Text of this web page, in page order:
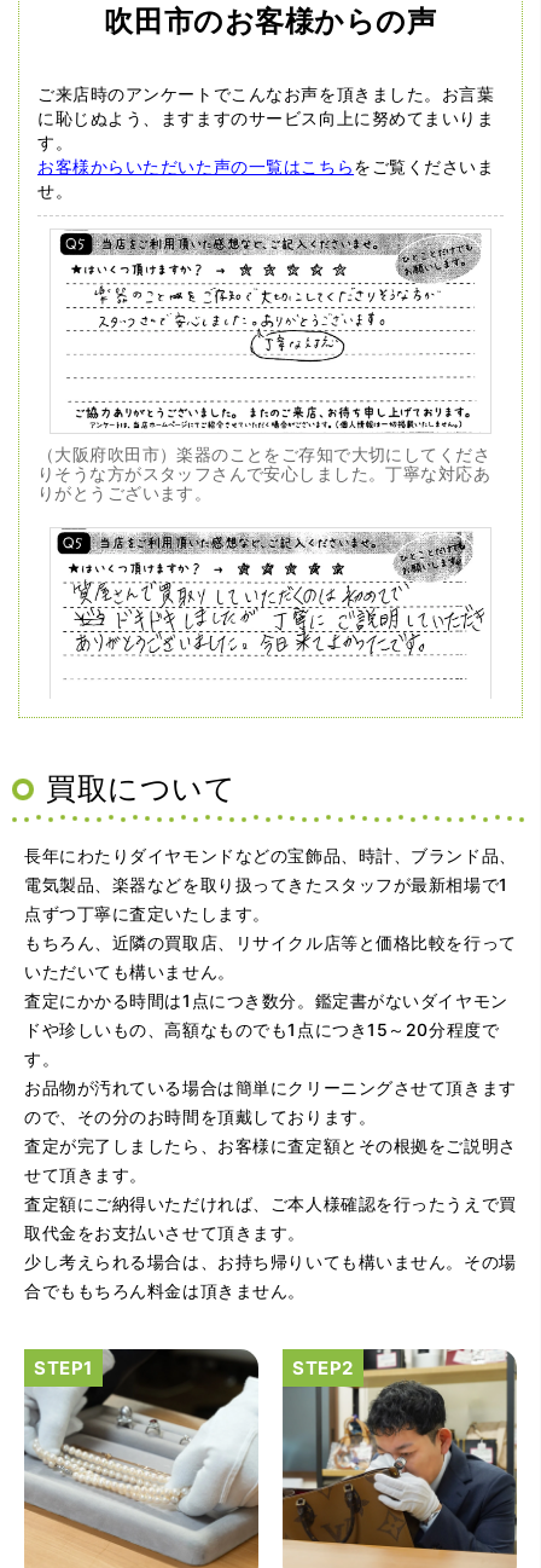
吹田市のお客様からの声
ご来店時のアンケートでこんなお声を頂きました。 お言葉
に恥じぬよう、ますますのサービス向上に努めてまいりま
す。
お客様からいただいた声の一覧はこちらをご覧くださいま
せ。
（大阪府吹田市）楽器のことをご存知で大切にしてくださ
りそうな方がスタッフさんで安心しました。丁寧な対応あ
りがとうございます。
てでドキドキしましたが、丁寧にご説明していただきあり
がとうございました。今日来てよかったです。
（大阪府吹田市）きちんと丁ねいに見て下さってありがと
うございます。 是非またお願いしたいと思いました。感謝
です。
（大阪府吹田市）・明確に評価を言っていただけた事。 ・
楽器の良さを共感していただけた事 そんな中でいろんな話
もしてみたいと思うお店でした。
買取について
長年にわたりダイヤモンドなどの宝飾品、時計、ブランド品、
電気製品、楽器などを取り扱ってきたスタッフが最新相場で1
点ずつ丁寧に査定いたします。
もちろん、近隣の買取店、リサイクル店等と価格比較を行って
いただいても構いません。
査定にかかる時間は1点につき数分。鑑定書がないダイヤモン
ドや珍しいもの、高額なものでも1点につき15～20分程度で
す。
お品物が汚れている場合は簡単にクリーニングさせて頂きます
ので、その分のお時間を頂戴しております。
査定が完了しましたら、お客様に査定額とその根拠をご説明さ
せて頂きます。
査定額にご納得いただければ、ご本人様確認を行ったうえで買
取代金をお支払いさせて頂きます。
少し考えられる場合は、お持ち帰りいても構いません。その場
合でももちろん料金は頂きません。